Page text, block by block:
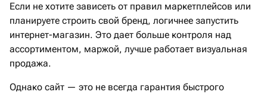
Если не хотите зависеть от правил маркетплейсов или
планируете строить свой бренд, логичнее запустить
интернет-магазин. Это дает больше контроля над
ассортиментом, маржой, лучше работает визуальная
продажа.
Однако сайт — это не всегда гарантия быстрого